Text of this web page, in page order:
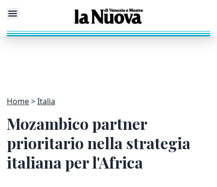
Home Italia
Mozambico partner
prioritario nella strategia
italiana per l'Africa